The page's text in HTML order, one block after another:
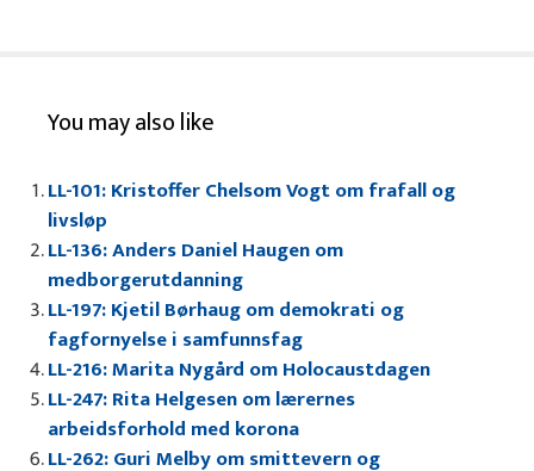
You may also like
LL-101: Kristoffer Chelsom Vogt om frafall og
livsløp
LL-136: Anders Daniel Haugen om
medborgerutdanning
LL-197: Kjetil Børhaug om demokrati og
fagfornyelse i samfunnsfag
LL-216: Marita Nygård om Holocaustdagen
LL-247: Rita Helgesen om lærernes
arbeidsforhold med korona
LL-262: Guri Melby om smittevern og